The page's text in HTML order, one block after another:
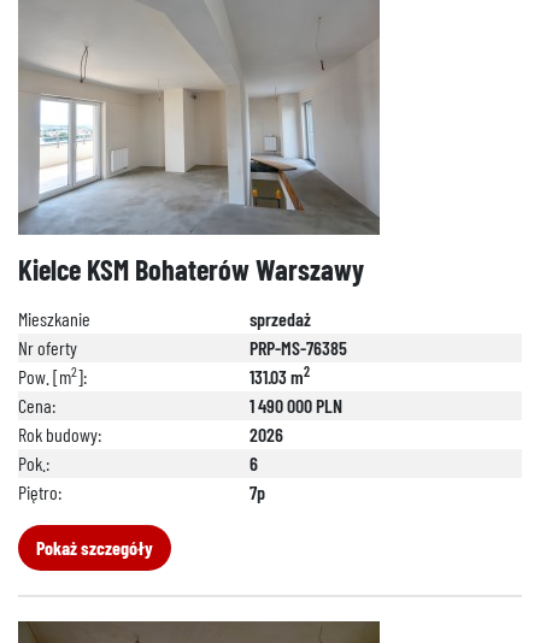
Kielce KSM Bohaterów Warszawy
Mieszkanie
sprzedaż
Nr oferty
PRP-MS-76385
Pow. [m2]: 131.03 m2
Cena:
1 490 000 PLN
Rok budowy:
2026
Pok.:
6
Piętro:
7p
Pokaż szczegóły